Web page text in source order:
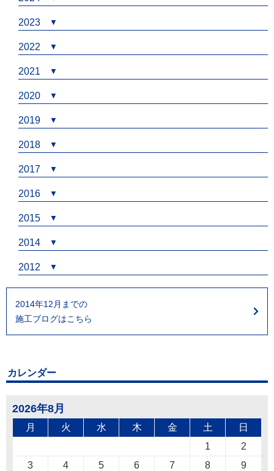
2023
2022
2021
2020
2019
2018
2017
2016
2015
2014
2012
2014年12月までの
施工ブログはこちら
カレンダー
2026年8月
月 火 水 木 金 土 日
1
2
3
4 5 6 7 8
9